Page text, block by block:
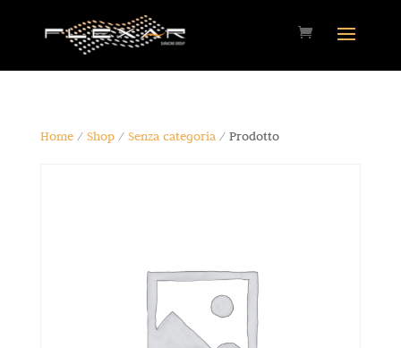
Home/ Shop/ Senza categoria/ Prodotto